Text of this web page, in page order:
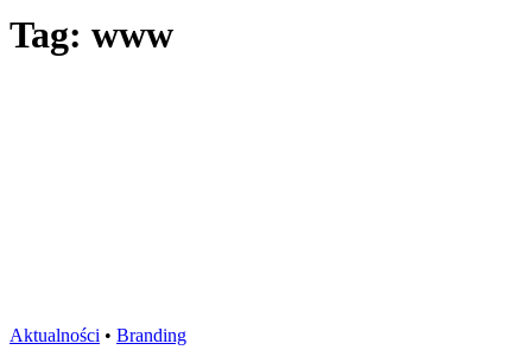
Tag: www
Aktualności • Branding